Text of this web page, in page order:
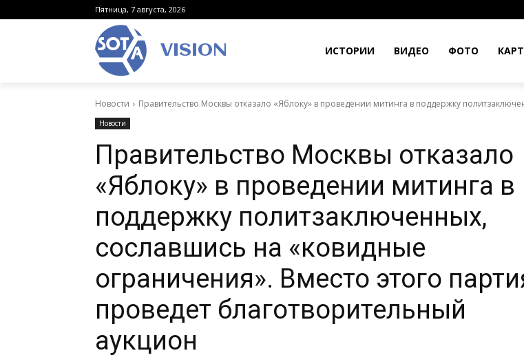
Пятница, 7 августа, 2026
VISION ИСТОРИИ ВИДЕО ФОТО
Новости Правительство Москвы отказало «Яблоку» в проведении митинга в поддержку
Новости
Правительство Москвы отказало
«Яблоку» в проведении митинга в
поддержку политзаключенных,
сославшись на «ковидные
ограничения». Вместо этого
проведет благотворительный
аукцион